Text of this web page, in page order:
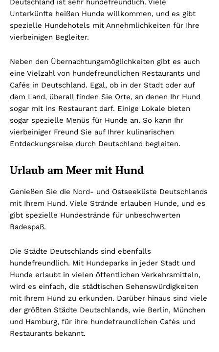
Deutschland ist sehr hundefreundlich. Viele
Unterkünfte heißen Hunde willkommen, und es gibt
spezielle Hundehotels mit Annehmlichkeiten für Ihre
vierbeinigen Begleiter.
Neben den Übernachtungsmöglichkeiten gibt es auch
eine Vielzahl von hundefreundlichen Restaurants und
Cafés in Deutschland. Egal, ob in der Stadt oder auf
dem Land, überall finden Sie Orte, an denen Ihr Hund
sogar mit ins Restaurant darf. Einige Lokale bieten
sogar spezielle Menüs für Hunde an. So kann Ihr
vierbeiniger Freund Sie auf Ihrer kulinarischen
Entdeckungsreise durch Deutschland begleiten.
Urlaub am Meer mit Hund
Genießen Sie die Nord- und Ostseeküste Deutschlands
mit Ihrem Hund. Viele Strände erlauben Hunde, und es
gibt spezielle Hundestrände für unbeschwerten
Badespaß.
Die Städte Deutschlands sind ebenfalls
hundefreundlich. Mit Hundeparks in jeder Stadt und
Hunde erlaubt in vielen öffentlichen Verkehrsmitteln,
wird es einfach, die städtischen Sehenswürdigkeiten
mit Ihrem Hund zu erkunden. Darüber hinaus sind viele
der größten Städte Deutschlands, wie Berlin, München
und Hamburg, für ihre hundefreundlichen Cafés und
Restaurants bekannt.